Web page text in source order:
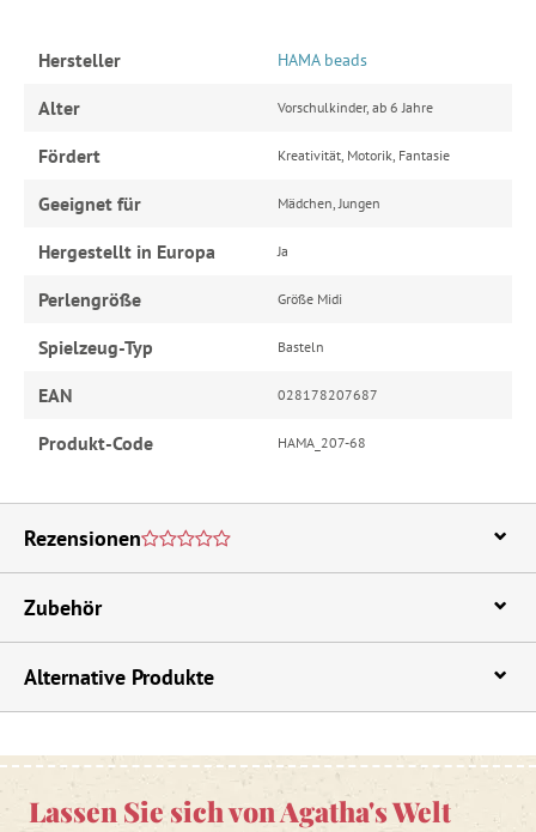
Hersteller HAMA beads
Alter Vorschulkinder, ab 6 Jahre
Fördert Kreativität, Motorik, Fantasie
Geeignet für Mädchen, Jungen
Hergestellt in Europa Ja
Perlengröße Größe Midi
Spielzeug-Typ Basteln
EAN 028178207687
Produkt-Code HAMA_207-68
Rezensionen
Zubehör
Alternative Produkte
Lassen Sie sich von Agatha's Welt